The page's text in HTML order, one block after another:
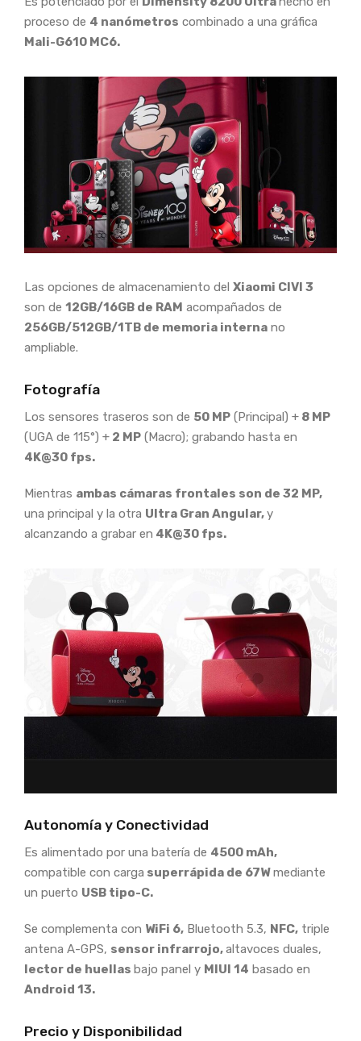
proceso de 4 nanómetros combinado a una gráfica
Mali-G610 MC6.
Las opciones de almacenamiento del Xiaomi CIVI 3
son de 12GB/16GB de RAM acompañados de
256GB/512GB/1TB de memoria interna no
ampliable.
Fotografía
Los sensores traseros son de 50 MP (Principal) + 8 MP
(UGA de 115°) + 2 MP (Macro); grabando hasta en
4K@30 fps.
Mientras ambas cámaras frontales son de 32 MP,
una principal y la otra Ultra Gran Angular,y
alcanzando a grabar en 4K@30 fps.
Autonomía y Conectividad
Es alimentado por una batería de 4500 mAh,
compatible con carga superrápida de 67Wmediante
un puerto USB tipo-C.
Se complementa con WiFi 6, Bluetooth 5.3, NFC, triple
antena A-GPS, sensor infrarrojo,altavoces duales,
lector de huellas bajo panel y MIUI 14 basado en
Android 13.
Precio y Disponibilidad